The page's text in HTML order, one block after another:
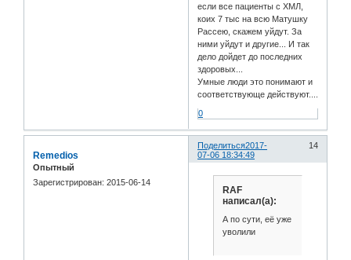
если все пациенты с ХМЛ,
коих 7 тыс на всю Матушку
Рассею, скажем уйдут. За
ними уйдут и другие... И так
дело дойдет до последних
здоровых...
Умные люди это понимают и
соответствующе действуют....
0
Поделиться 14
2017-
07-06 18:34:49
Remedios
Опытный
Зарегистрирован: 2015-06-14
RAF
написал(а):
А по сути, её уже
уволили